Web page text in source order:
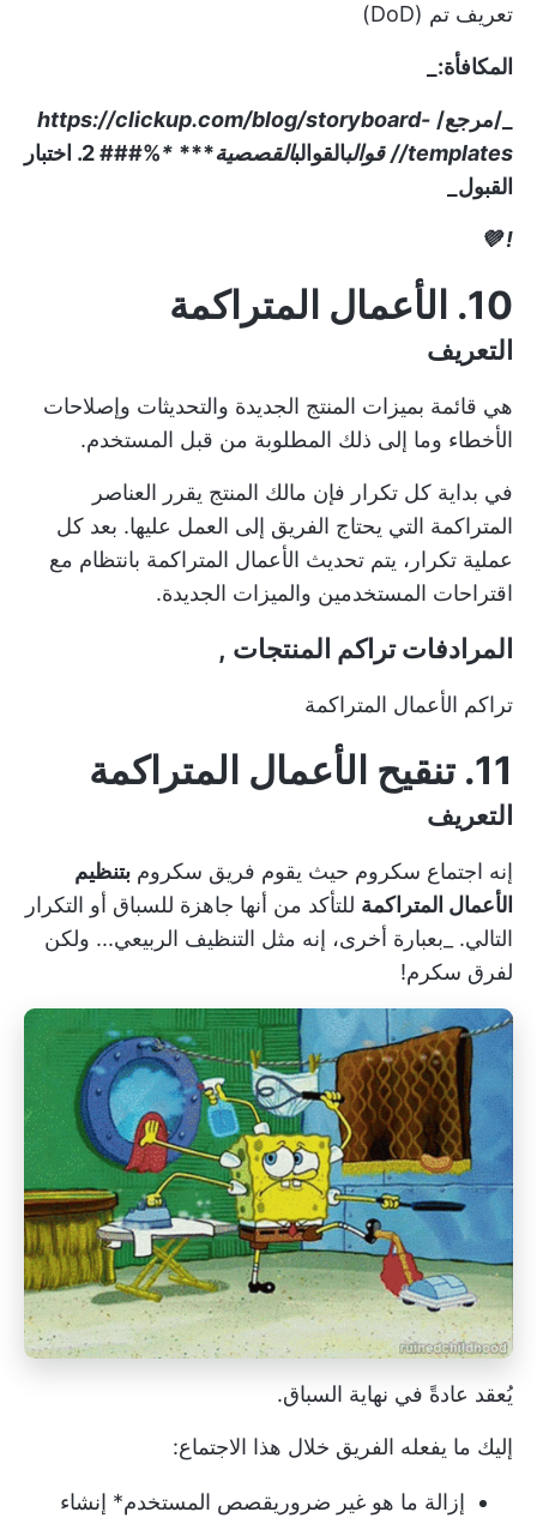
تعريف تم (DoD)
المكافأة:_
_/مرجع/ https://clickup.com/blog/storyboard-
templates//
قوالبالقوالبالقصصية***
*
%
### 2. اختبار
القبول
! 💜
10. الأعمال المتراكمة
التعريف
هي قائمة بميزات المنتج الجديدة والتحديثات وإصلاحات
الأخطاء وما إلى ذلك المطلوبة من قبل المستخدم.
في بداية كل تكرار فإن مالك المنتج يقرر العناصر
المتراكمة التي يحتاج الفريق إلى العمل عليها. بعد كل
عملية تكرار، يتم تحديث الأعمال المتراكمة بانتظام مع
اقتراحات المستخدمين والميزات الجديدة.
المرادفاتتراكم المنتجات ,
تراكم الأعمال المتراكمة
11. تنقيح الأعمال المتراكمة
التعريف
إنه اجتماع سكروم حيث يقوم فريق سكروم بتنظيم
الأعمال المتراكمة للتأكد من أنها جاهزة للسباق أو التكرار
التالي. _بعبارة أخرى، إنه مثل التنظيف الربيعي... ولكن
لفرق سكرم!
يُعقد عادةً في نهاية السباق.
إليك ما يفعله الفريق خلال هذا الاجتماع:
إزالة ما هو غير ضروريقصص المستخدم* إنشاء